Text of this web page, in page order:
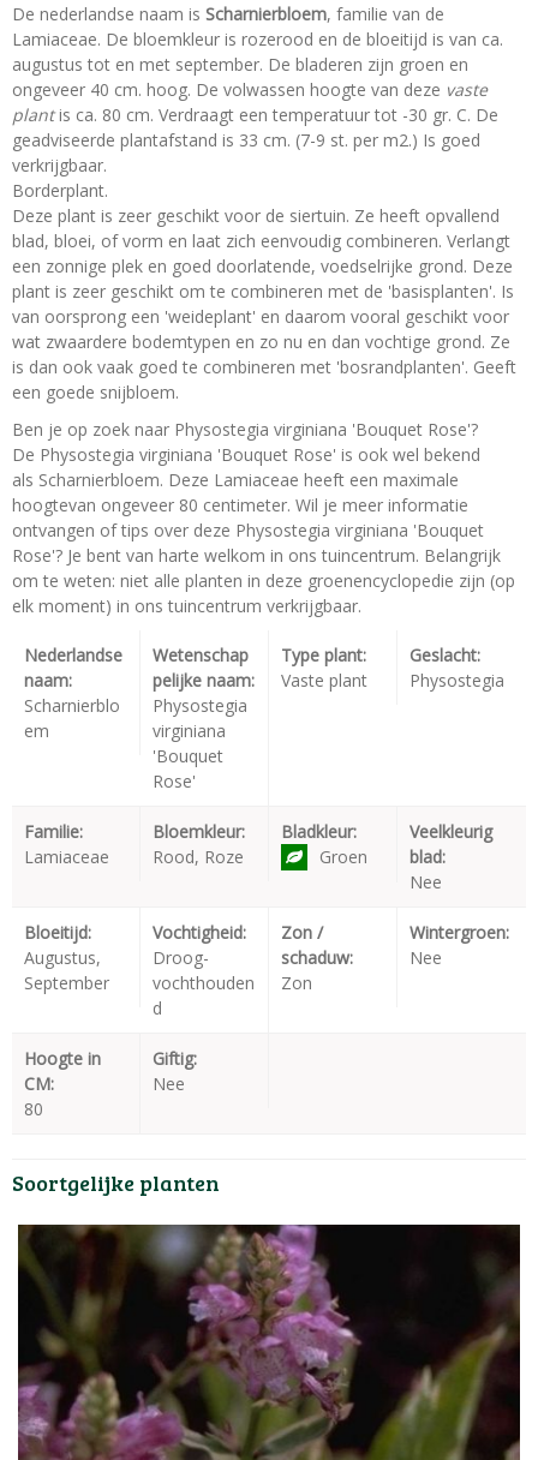
De nederlandse naam is Scharnierbloem, familie van de
Lamiaceae. De bloemkleur is rozerood en de bloeitijd is van ca.
augustus tot en met september. De bladeren zijn groen en
ongeveer 40 cm. hoog. De volwassen hoogte van deze vaste
plantis ca. 80 cm. Verdraagt een temperatuur tot -30 gr. C. De
geadviseerde plantafstand is 33 cm. (7-9 st. per m2.) Is goed
verkrijgbaar.
Borderplant.
Deze plant is zeer geschikt voor de siertuin. Ze heeft opvallend
blad, bloei, of vorm en laat zich eenvoudig combineren. Verlangt
een zonnige plek en goed doorlatende, voedselrijke grond. Deze
plant is zeer geschikt om te combineren met de 'basisplanten'. Is
van oorsprong een 'weideplant' en daarom vooral geschikt voor
wat zwaardere bodemtypen en zo nu en dan vochtige grond. Ze
is dan ook vaak goed te combineren met 'bosrandplanten'. Geeft
een goede snijbloem.
Ben je op zoek naar Physostegia virginiana 'Bouquet Rose'?
De Physostegia virginiana 'Bouquet Rose' is ook wel bekend
als Scharnierbloem. Deze Lamiaceae heeft een maximale
hoogtevan ongeveer 80 centimeter. Wil je meer informatie
ontvangen of tips over deze Physostegia virginiana 'Bouquet
Rose'? Je bent van harte welkom in ons tuincentrum. Belangrijk
om te weten: niet alle planten in deze groenencyclopedie zijn (op
elk moment) in ons tuincentrum verkrijgbaar.
Nederlandse
naam:
Scharnierblo
em
Wetenschap
pelijke naam:
Physostegia
virginiana
'Bouquet
Rose'
Type plant:
Vaste plant
Geslacht:
Physostegia
Familie:
Lamiaceae
Bloemkleur:
Rood, Roze
Bladkleur:
Groen
Veelkleurig
blad:
Nee
Bloeitijd:
Augustus,
September
Vochtigheid:
Droog-
vochthouden
d
Zon /
schaduw:
Zon
Wintergroen:
Nee
Hoogte in
CM:
80
Giftig:
Nee
Soortgelijke planten